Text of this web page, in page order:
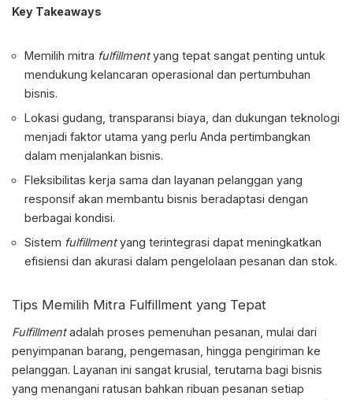
Key Takeaways
Memilih mitra fulfillmentyang tepat sangat penting untuk
mendukung kelancaran operasional dan pertumbuhan
bisnis.
Lokasi gudang, transparansi biaya, dan dukungan teknologi
menjadi faktor utama yang perlu Anda pertimbangkan
dalam menjalankan bisnis.
Fleksibilitas kerja sama dan layanan pelanggan yang
responsif akan membantu bisnis beradaptasi dengan
berbagai kondisi.
Sistem fulfillmentyang terintegrasi dapat meningkatkan
efisiensi dan akurasi dalam pengelolaan pesanan dan stok.
Tips Memilih Mitra Fulfillment yang Tepat
Fulfillmentadalah proses pemenuhan pesanan, mulai dari
penyimpanan barang, pengemasan, hingga pengiriman ke
pelanggan. Layanan ini sangat krusial, terutama bagi bisnis
yang menangani ratusan bahkan ribuan pesanan setiap